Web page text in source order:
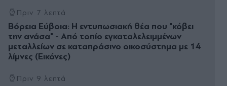
Πριν 7 λεπτά
Βόρεια Εύβοια: Η εντυπωσιακή θέα που "κόβει
την ανάσα" - Από τοπίο εγκαταλελειμμένων
μεταλλείων σε καταπράσινο οικοσύστημα με 14
λίμνες (Εικόνες)
Πριν 9 λεπτά